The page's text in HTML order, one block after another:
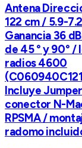
Antena
122 cm / 5.9-
Ganancia 36
de 45 ° y 90° /
radios 4600
Incluye
conector N-
RPSMA /
radomo